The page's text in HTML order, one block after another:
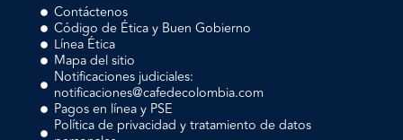
Contáctenos
Código de Ética y Buen Gobierno
Línea Ética
Mapa del sitio
Notificaciones judiciales:
notificaciones@cafedecolombia.com
Pagos en línea y PSE
Política de privacidad y tratamiento de datos